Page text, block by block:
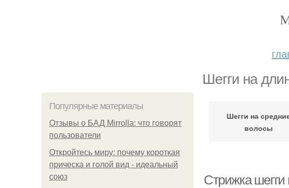
Шегги на
Популярные материалы
Отзывы о БАД Mirrolla: что говорят
пользователи
Откройтесь миру: почему короткая
прическа и голой вид - идеальный
союз
Шегги на
волосы
Стрижка